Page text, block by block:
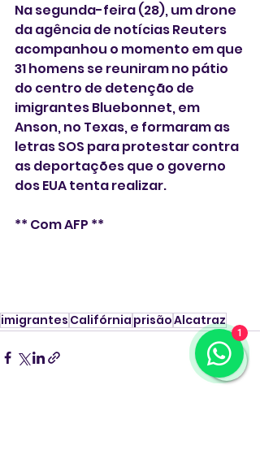
Na segunda-feira (28), um drone
da agência de notícias Reuters
acompanhou o momento em que
31 homens se reuniram no pátio
do centro de detenção de
imigrantes Bluebonnet, em
Anson, no Texas, e formaram as
letras SOS para protestar contra
as deportações que o governo
dos EUA tenta realizar.
** Com AFP **
imigrantes Califórnia prisãoAlcatraz
1